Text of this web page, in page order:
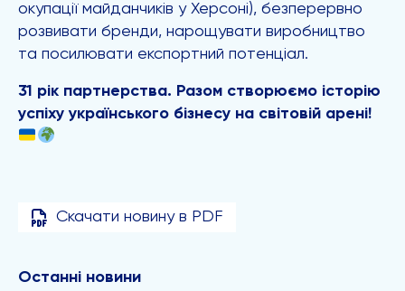
окупації майданчиків у Херсоні), безперервно
розвивати бренди, нарощувати виробництво
та посилювати експортний потенціал.
31 рік партнерства. Разом створюємо історію
успіху українського бізнесу на світовій арені!
Скачати новину в PDF
Останні новини